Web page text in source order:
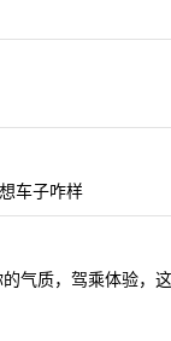
车子咋样
气质，驾乘体验，